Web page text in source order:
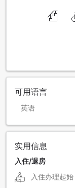
可用语言
英语
实用信息
入住/退房
入住办理起始